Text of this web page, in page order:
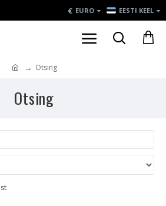
€ EURO EESTI KEEL
Otsing
Otsing